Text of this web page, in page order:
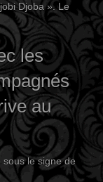
Djoba ». Le
les
au
le signe de